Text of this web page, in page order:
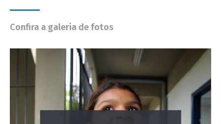
Confira a galeria de fotos